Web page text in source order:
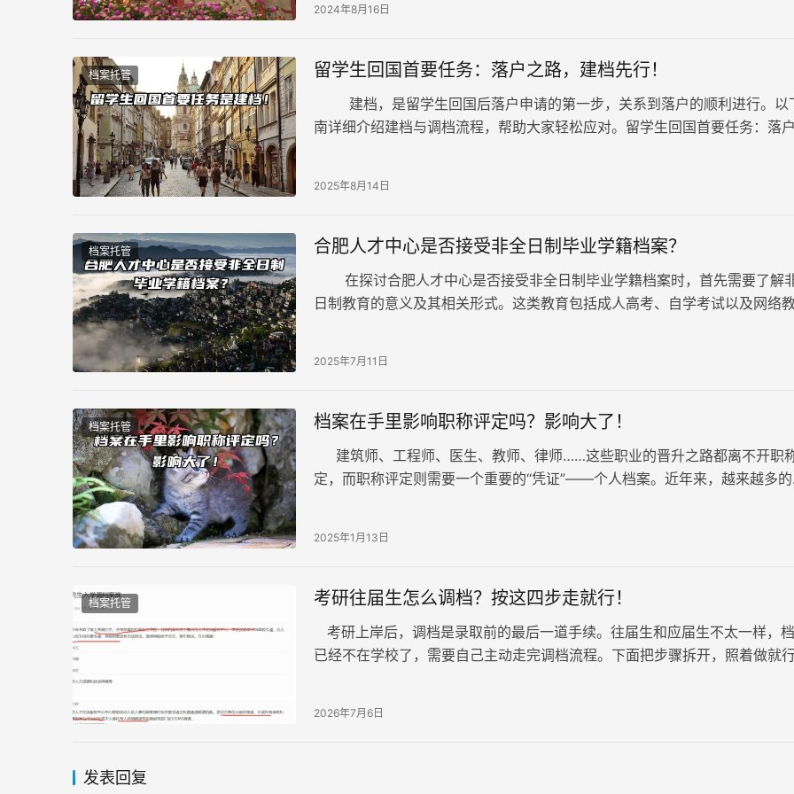
2024年8月16日
档案托管 留学生回国首要任务：落户之路，建档先行！
建档，是留学生回国后落户申请的第一步，关系到落户的顺利进行。以
南详细介绍建档与调档流程，帮助大家轻松应对。留学生回国首要任务：落
2025年8月14日
档案托管 合肥人才中心是否接受非全日制毕业学籍档案？
在探讨合肥人才中心是否接受非全日制毕业学籍档案时，首先需要了解
日制教育的意义及其相关形式。这类教育包括成人高考、自学考试以及网络
2025年7月11日
档案托管 档案在手里影响职称评定吗？影响大了！
建筑师、工程师、医生、教师、律师……这些职业的晋升之路都离不开职
定，而职称评定则需要一个重要的“凭证”——个人档案。近年来，越来越多的
2025年1月13日
档案托管 考研往届生怎么调档？按这四步走就行！
考研上岸后，调档是录取前的最后一道手续。往届生和应届生不太一样，
已经不在学校了，需要自己主动走完调档流程。下面把步骤拆开，照着做就
2026年7月6日
发表回复